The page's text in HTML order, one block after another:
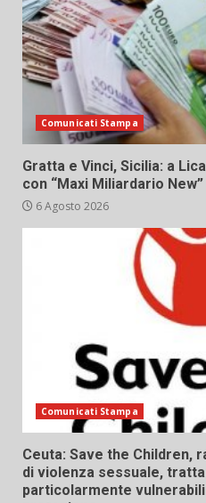
Comunicati Stampa
Gratta e Vinci, Sicilia: a
con “Maxi Miliardario New”
6 Agosto 2026
Comunicati Stampa
Ceuta: Save the Children,
di violenza sessuale,
particolarmente